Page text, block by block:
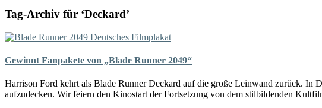
Tag-Archiv für ‘Deckard’
Gewinnt Fanpakete von „Blade Runner 2049“
Harrison Ford kehrt als Blade Runner Deckard auf die große Leinwand zurück. In
aufzudecken. Wir feiern den Kinostart der Fortsetzung von dem stilbildenden